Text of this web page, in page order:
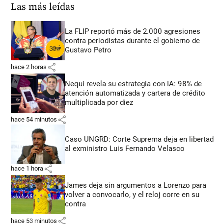
Las más leídas
La FLIP reportó más de 2.000 agresiones
contra periodistas durante el gobierno de
Gustavo Petro
hace 2 horas share
Nequi revela su estrategia con IA: 98% de
atención automatizada y cartera de crédito
multiplicada por diez
hace 54 minutos share
Caso UNGRD: Corte Suprema deja en libertad
al exministro Luis Fernando Velasco
hace 1 hora share
James deja sin argumentos a Lorenzo para
volver a convocarlo, y el reloj corre en su
contra
hace 53 minutos share